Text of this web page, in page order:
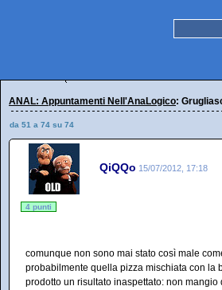
ANAL: Appuntamenti Nell'AnaLogico:
da 51 a 74 su 74
QiQQo 15/07/2012, 17:18
4 punti
comunque non sono mai stato così male
probabilmente quella pizza mischiata con la
prodotto un risultato inaspettato: non mangio